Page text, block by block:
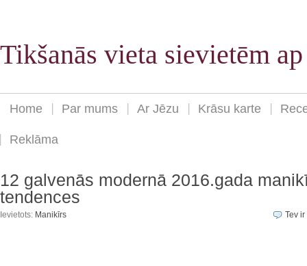
Tikšanās vieta sievietēm
Home Par mums Ar Jēzu Krāsu karte
Reklāma
12 galvenās modernā 2016.gada
tendences
Ievietots: Manikīrs Tev ir